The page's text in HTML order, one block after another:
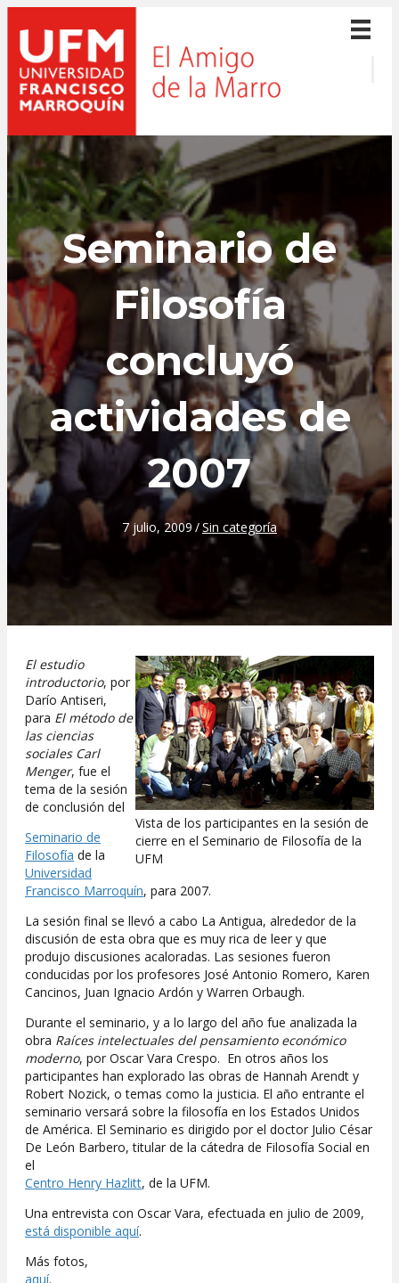
Seminario de
Filosofía
concluyó
actividades de
2007
7 julio, 2009 /Sin categoría
Vista de los participantes en la sesión de
cierre en el Seminario de Filosofía de la
UFM
El estudio
introductorio, por
Darío Antiseri,
para El método de
las ciencias
sociales Carl
Menger, fue el
tema de la sesión
de conclusión del
Seminario de
Filosofía de la
Universidad
Francisco Marroquín, para 2007.
La sesión final se llevó a cabo La Antigua, alrededor de la
discusión de esta obra que es muy rica de leer y que
produjo discusiones acaloradas. Las sesiones fueron
conducidas por los profesores José Antonio Romero, Karen
Cancinos, Juan Ignacio Ardón y Warren Orbaugh.
Durante el seminario, y a lo largo del año fue analizada la
obra Raíces intelectuales del pensamiento económico
moderno, por Oscar Vara Crespo. En otros años los
participantes han explorado las obras de Hannah Arendt y
Robert Nozick, o temas como la justicia. El año entrante el
seminario versará sobre la filosofía en los Estados Unidos
de América. El Seminario es dirigido por el doctor Julio César
De León Barbero, titular de la cátedra de Filosofía Social en
el
Centro Henry Hazlitt, de la UFM.
Una entrevista con Oscar Vara, efectuada en julio de 2009,
está disponible aquí.
Más fotos,
aquí.